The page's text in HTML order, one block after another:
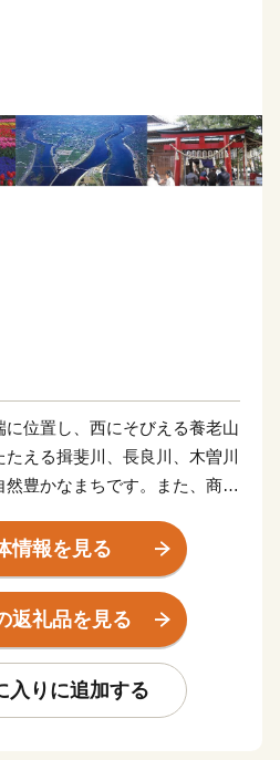
位置し、西にそびえる養老山
える揖斐川、長良川、木曽川
然豊かなまちです。また、商売
参拝者が訪れる人気の観光スポ
まれた自然環境の中で、安
き、生活ができる「水と緑と人
まち海津」の実現に向け、全国
を募っております。 いただき
な財源として、子育て支援の充
情報を見る
返礼品を見る
入りに追加する